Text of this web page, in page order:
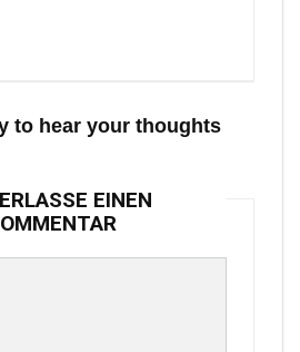
to hear your thoughts
EINEN